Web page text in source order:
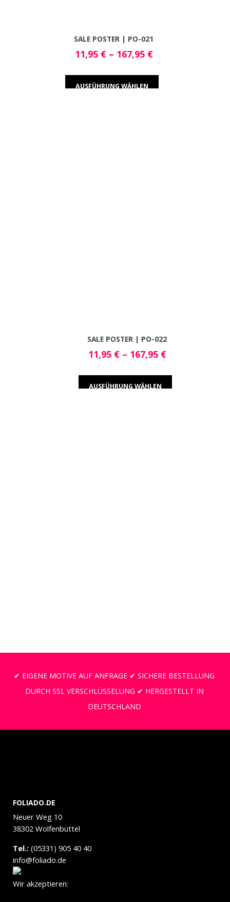
SALE POSTER | PO-021
11,95 €– 167,95 €
AUSFÜHRUNG WÄHLEN
SALE POSTER | PO-022
11,95 €– 167,95 €
AUSFÜHRUNG WÄHLEN
✔ EIGENE MOTIVE AUF ANFRAGE ✔ SICHERE BESTELLUNG
DURCH SSL VERSCHLÜSSELUNG ✔ HERGESTELLT IN
DEUTSCHLAND
FOLIADO.DE
Neuer Weg 10
38302 Wolfenbüttel
Tel.: (05331) 905 40 40
info@foliado.de
Wir akzeptieren: